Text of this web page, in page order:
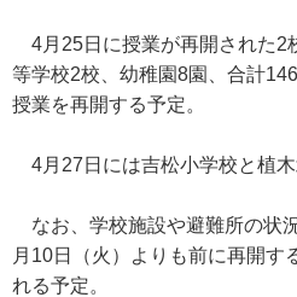
4月25日に授業が再開された2
等学校2校、幼稚園8園、合計
授業を再開する予定。
4月27日には吉松小学校と植木
なお、学校施設や避難所の状
月10日（火）よりも前に再開す
れる予定。